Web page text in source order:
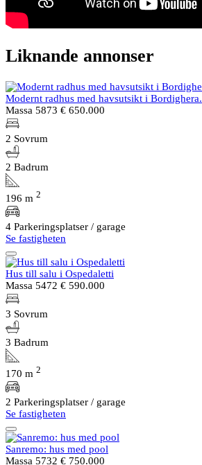
Liknande annonser
Modernt radhus med havsutsikt i Bordighera.
Massa 5873 € 650.000
2 Sovrum
2 Badrum
196 m 2
4 Parkeringsplatser / garage
Se fastigheten
Hus till salu i Ospedaletti
Massa 5472 € 590.000
3 Sovrum
3 Badrum
170 m 2
2 Parkeringsplatser / garage
Se fastigheten
Sanremo: hus med pool
Massa 5732 € 750.000